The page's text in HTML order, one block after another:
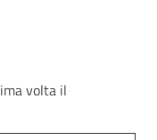
volta il